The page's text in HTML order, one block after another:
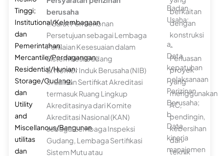
Tinggi;
Institutional/Kelembagaan
dan
Pemerintahan;
Mercantile/Perdagangan;
Residential/Hunian;
Storage/Gudang;
dan
Utility
and
Miscellanous/Bangunan
utilitas
dan
berusaha
1. Surat Permohonan
Persetujuan sebagai Lembaga
Penilaian Kesesuaian dalam
Sistem Resi Gudang
2. Nomor Induk Berusaha (NIB)
3. Salinan Sertifikat Akreditasi
termasuk Ruang Lingkup
Akreditasinya dari Komite
Akreditasi Nasional (KAN)
sebagai Lembaga Inspeksi
Gudang, Lembaga Sertifikasi
Sistem Mutu atau
Badan
Usaha:
a.
Data
kepatuhan
pelaksanaan
Perizinan
Berusaha;
b.
Data
kinerja
manajemen
berkaitan
dengan
konstruksi
-
Perluasan
proyek
yang
menggunakan
AC,
pendingin,
kebersihan
dan
teknik